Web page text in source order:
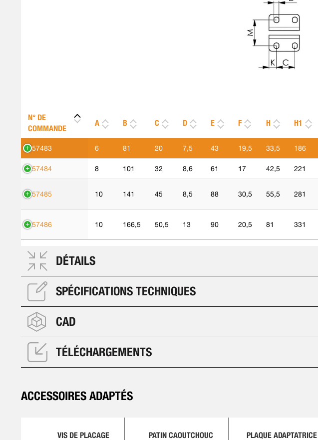
N° DE
COMMANDE
A B C D E F H H1
557483 6 81 20 7,5 43 19,5 33,5 186
557484 8 101 32 8,6 61 17 42,5 221
557485 10 141 45 8,5 88 30,5 55,5 281
557486 10 166,5 50,5 13 90 20,5 81 331
DÉTAILS
SPÉCIFICATIONS TECHNIQUES
CAD
TÉLÉCHARGEMENTS
ACCESSOIRES ADAPTÉS
VIS DE PLACAGE PATIN CAOUTCHOUC
PLAQUE ADAPTATRICE